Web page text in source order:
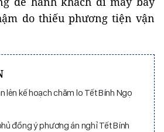
do thiếu phương tiện vận
lên kế hoạch chăm lo Tết Bính Ngọ
đồng ý phương án nghỉ Tết Bính